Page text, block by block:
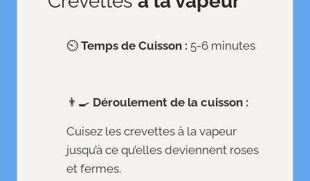
⏲️ Temps de Cuisson : 5-6 minutes
👨‍🍳 Déroulement de la cuisson :
Cuisez les crevettes à la vapeur
jusqu’à ce qu’elles deviennent roses
et fermes.